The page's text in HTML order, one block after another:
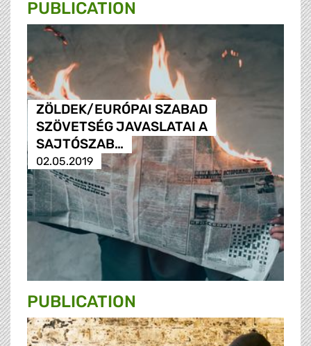
PUBLICATION
ZÖLDEK/EURÓPAI SZABAD
SZÖVETSÉG JAVASLATAI A
SAJTÓSZAB…
02.05.2019
PUBLICATION